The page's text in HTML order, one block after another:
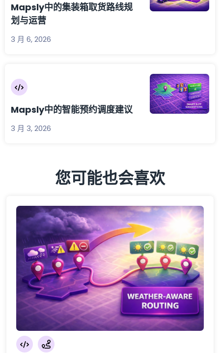
Mapsly中的集装箱取货路线规
划与运营
3 月 6, 2026
Mapsly中的智能预约调度建议
3 月 3, 2026
您可能也会喜欢